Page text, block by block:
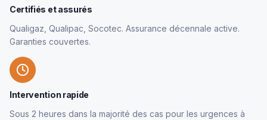
Certifiés et assurés
Qualigaz, Qualipac, Socotec. Assurance décennale active.
Garanties couvertes.
Intervention rapide
Sous 2 heures dans la majorité des cas pour les urgences à